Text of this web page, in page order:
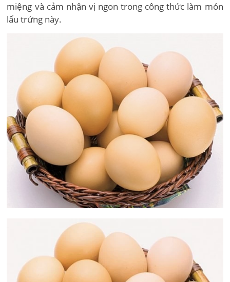
miệng và cảm nhận vị ngon trong công thức làm món
lẩu trứng này.